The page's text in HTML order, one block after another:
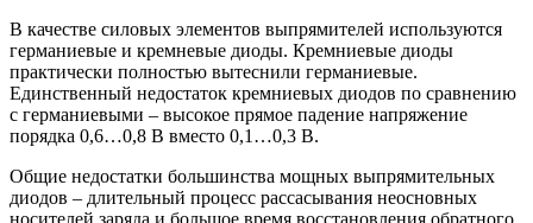
В качестве силовых элементов выпрямителей используются
германиевые и кремневые диоды. Кремниевые диоды
практически полностью вытеснили германиевые.
Единственный недостаток кремниевых диодов по сравнению
с германиевыми – высокое прямое падение напряжение
порядка 0,6…0,8 В вместо 0,1…0,3 В.
Общие недостатки большинства мощных выпрямительных
диодов – длительный процесс рассасывания неосновных
носителей заряда и большое время восстановления обратного